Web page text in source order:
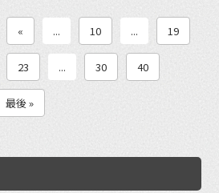
« ... 10 ... 19
23 ... 30 40
最後 »